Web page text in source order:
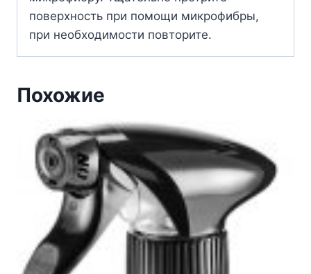
поверхность при помощи микрофибры,
при необходимости повторите.
Похожие